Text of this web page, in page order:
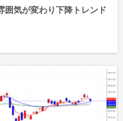
囲気が変わり下降トレンド